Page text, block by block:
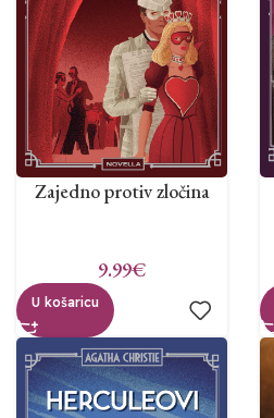
Zajedno protiv zločina
9.99€
U košaricu